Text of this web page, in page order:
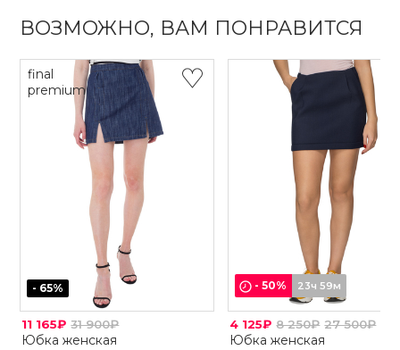
ВОЗМОЖНО, ВАМ ПОНРАВИТСЯ
final
premium
- 65%
11 165₽ 31 900₽
Юбка женская
-50% 23ч 59м
4 125₽ 8 250₽ 27 500₽
Юбка женская